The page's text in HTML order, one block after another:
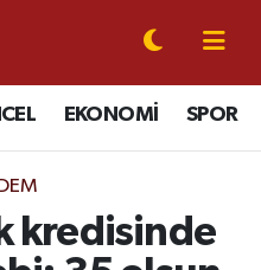
EKONOMİ SPOR
kredisinde
Eczaneler
Durumu
Vakitleri